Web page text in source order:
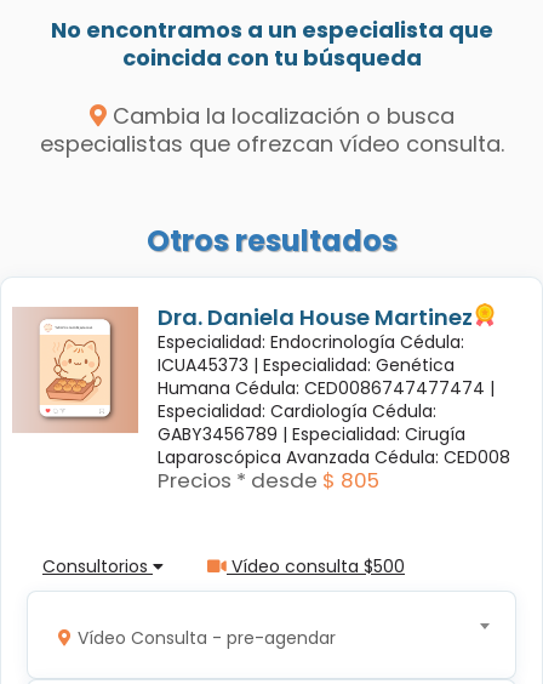
No encontramos a un especialista que
coincida con tu búsqueda
Cambia la localización o busca
especialistas que ofrezcan vídeo consulta.
Otros resultados
Dra. Daniela House Martinez
Especialidad: Endocrinología Cédula:
ICUA45373 | Especialidad: Genética
Humana Cédula: CED0086747477474 |
Especialidad: Cardiología Cédula:
GABY3456789 | Especialidad: Cirugía
Laparoscópica Avanzada Cédula: CED008
Precios * desde $ 805
Consultorios Vídeo consulta $500
Vídeo Consulta - pre-agendar